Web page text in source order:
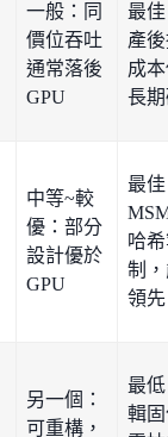
一般：同
價位吞吐
通常落後
GPU
最
產
成
長
中等~較
優：部分
設計優於
GPU
最
哈
制
領先
另一個：
可重構，
最
輯